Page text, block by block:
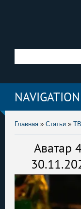
NAVIGATION
Главная » Статьи »
Аватар